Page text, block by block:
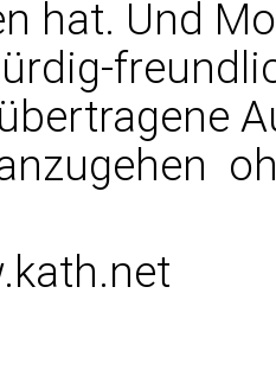
hat. Und
